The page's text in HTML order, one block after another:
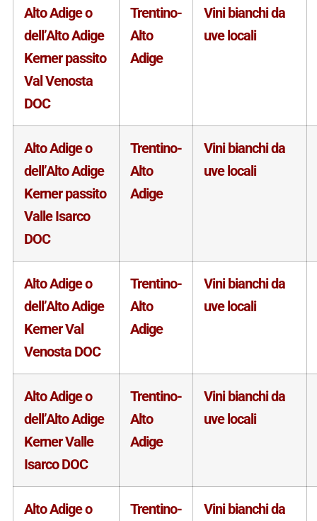
Alto Adige o
dell’Alto Adige
Kerner passito
Val Venosta
DOC
Trentino-
Alto
Adige
Vini bianchi da
uve locali
Alto Adige o
dell’Alto Adige
Kerner passito
Valle Isarco
DOC
Trentino-
Alto
Adige
Vini bianchi da
uve locali
Alto Adige o
dell’Alto Adige
Kerner Val
Venosta DOC
Trentino-
Alto
Adige
Vini bianchi da
uve locali
Alto Adige o
dell’Alto Adige
Kerner Valle
Isarco DOC
Trentino-
Alto
Adige
Vini bianchi da
uve locali
Alto Adige o
Trentino-
Vini bianchi da